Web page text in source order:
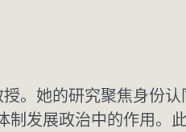
授。她的研究聚焦身份
制发展政治中的作用。